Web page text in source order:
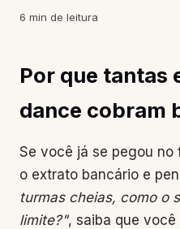
6 min de leitura
Por que tantas
dance cobram
Se você já se pegou no
o extrato bancário e
turmas cheias, como o
limite?", saiba que você